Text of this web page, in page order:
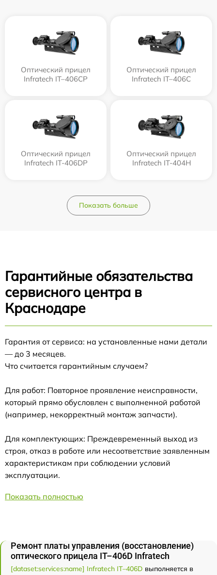
Оптический прицел
Infratech IT–406СP
Оптический прицел
Infratech IT–406С
Оптический прицел
Infratech IT-406DP
Оптический прицел
Infratech IT-404H
Показать больше
Гарантийные обязательства
сервисного центра в
Краснодаре
Гарантия от сервиса: на установленные нами детали
— до 3 месяцев.
Что считается гарантийным случаем?
Для работ: Повторное проявление неисправности,
который прямо обусловлен с выполненной работой
(например, некорректный монтаж запчасти).
Для комплектующих: Преждевременный выход из
строя, отказ в работе или несоответствие заявленным
характеристикам при соблюдении условий
эксплуатации.
Показать полностью
Ремонт платы управления (восстановление)
оптического прицела IT–406D Infratech
[dataset:services:name] Infratech IT–406D выполняется в